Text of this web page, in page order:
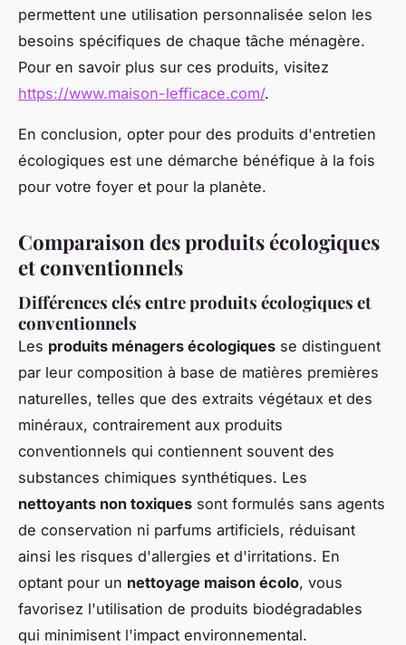
permettent une utilisation personnalisée selon les
besoins spécifiques de chaque tâche ménagère.
Pour en savoir plus sur ces produits, visitez
https://www.maison-lefficace.com/.
En conclusion, opter pour des produits d'entretien
écologiques est une démarche bénéfique à la fois
pour votre foyer et pour la planète.
Comparaison des produits écologiques
et conventionnels
Différences clés entre produits écologiques et
conventionnels
Les produits ménagers écologiques se distinguent
par leur composition à base de matières premières
naturelles, telles que des extraits végétaux et des
minéraux, contrairement aux produits
conventionnels qui contiennent souvent des
substances chimiques synthétiques. Les
nettoyants non toxiques sont formulés sans agents
de conservation ni parfums artificiels, réduisant
ainsi les risques d'allergies et d'irritations. En
optant pour un nettoyage maison écolo, vous
favorisez l'utilisation de produits biodégradables
qui minimisent l'impact environnemental.